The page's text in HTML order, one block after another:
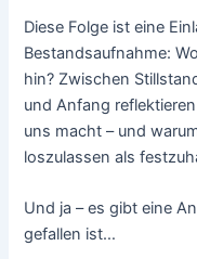
Diese Folge ist eine
Bestandsaufnahme:
hin? Zwischen
und Anfang
uns macht – und
loszulassen als
Und ja – es gibt eine
gefallen ist…